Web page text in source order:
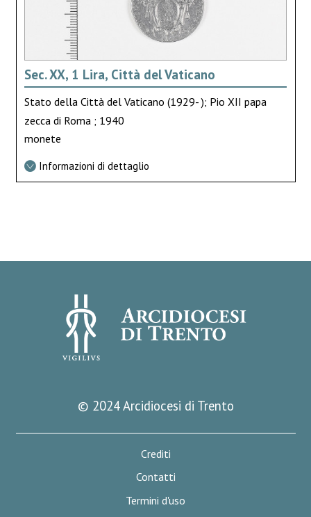
Sec. XX, 1 Lira, Città del Vaticano
Stato della Città del Vaticano (1929- ); Pio XII papa
zecca di Roma ; 1940
monete
Informazioni di dettaglio
© 2024 Arcidiocesi di Trento
Crediti
Contatti
Termini d'uso